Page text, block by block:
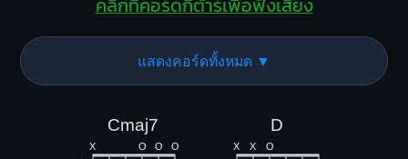
แสดงคอร์ดทั้งหมด ▼
Cmaj7
X O O O
D
X X O